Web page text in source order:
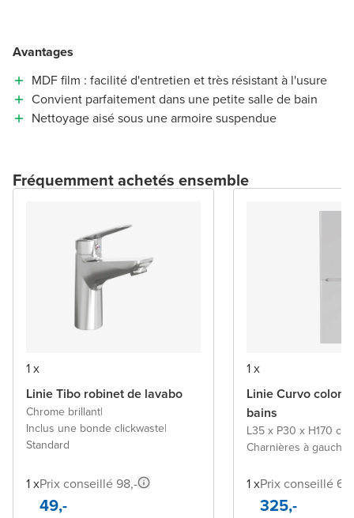
Avantages
MDF film : facilité d'entretien et très résistant à l'usure
Convient parfaitement dans une petite salle de bain
Nettoyage aisé sous une armoire suspendue
Fréquemment achetés ensemble
1 x
Linie Tibo robinet de lavabo
Chrome brillant|
Inclus une bonde clickwaste|
Standard
1 xPrix conseillé 98,-
49,-
1 x
Linie Curvo
bains
L35 x P30 x H170 cm
Charnières à gauche
1 xPrix conseillé
325,-